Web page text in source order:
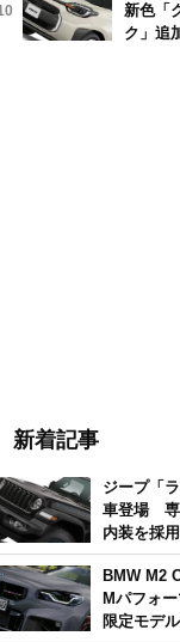
Images/
新色「
ク」追
新着記事
ジープ「
車登場 専
内装を採
BMW M2
Mパフォ
限定モデル